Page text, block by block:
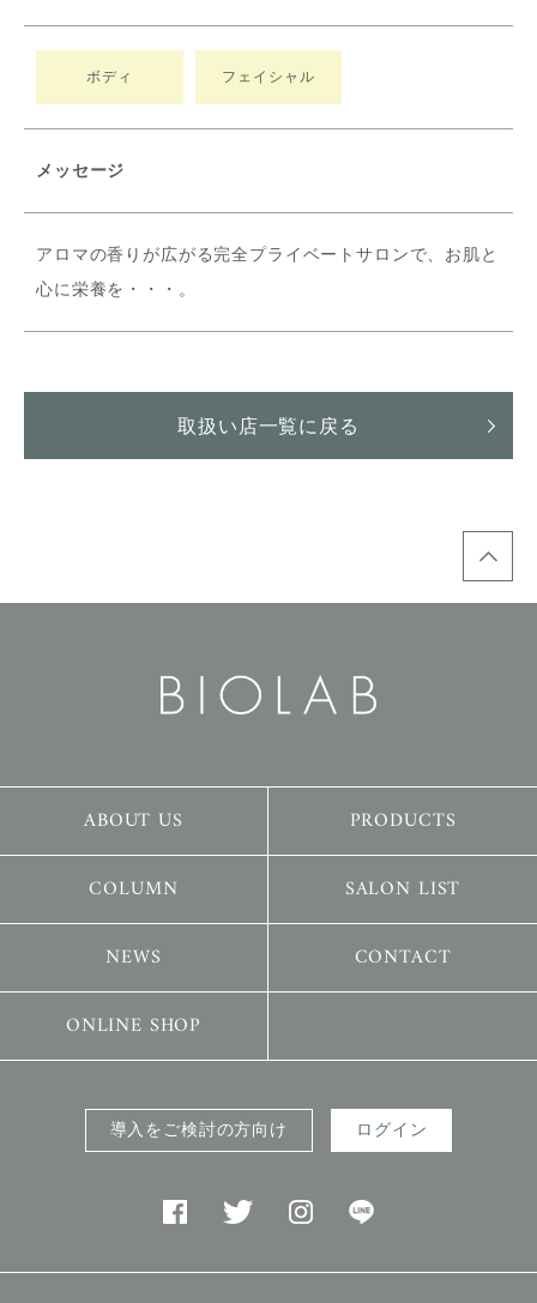
ボディ フェイシャル
メッセージ
アロマの香りが広がる完全プライベートサロンで、お肌と
心に栄養を・・・。
取扱い店一覧に戻る
ABOUT US PRODUCTS
COLUMN SALON LIST
NEWS CONTACT
ONLINE SHOP
導入をご検討の方向け ログイン